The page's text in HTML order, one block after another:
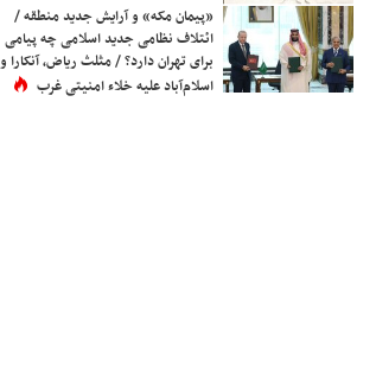
«پیمان مکه» و آرایش جدید منطقه /
ائتلاف نظامی جدید اسلامی چه پیامی
برای تهران دارد؟ / مثلث ریاض، آنکارا و
اسلام‌آباد علیه خلاء امنیتی غرب